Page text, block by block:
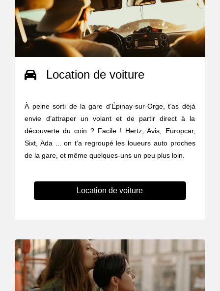
Location de voiture
À peine sorti de la gare d'Épinay-sur-Orge, t’as déjà
envie d’attraper un volant et de partir direct à la
découverte du coin ? Facile ! Hertz, Avis, Europcar,
Sixt, Ada ... on t’a regroupé les loueurs auto proches
de la gare, et même quelques-uns un peu plus loin.
Location de voiture